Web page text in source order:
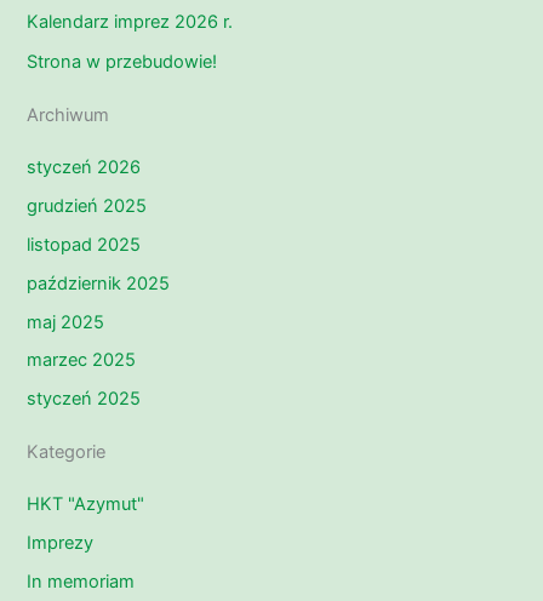
Kalendarz imprez 2026 r.
Strona w przebudowie!
Archiwum
styczeń 2026
grudzień 2025
listopad 2025
październik 2025
maj 2025
marzec 2025
styczeń 2025
Kategorie
HKT "Azymut"
Imprezy
In memoriam